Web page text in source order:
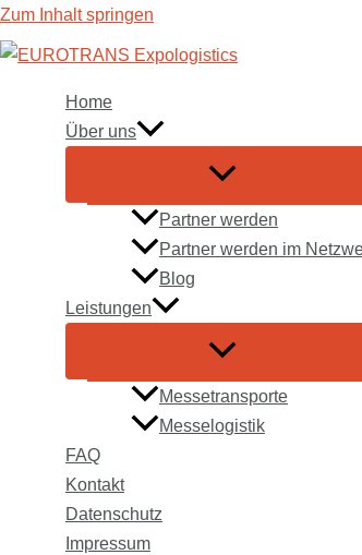
Zum Inhalt springen
Home
Über uns
Partner werden
Partner werden im
Blog
Leistungen
Messetransporte
Messelogistik
FAQ
Kontakt
Datenschutz
Impressum